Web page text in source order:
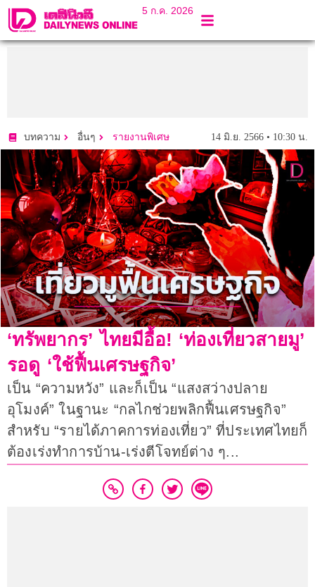
5 ก.ค. 2026
บทความ อื่นๆ รายงานพิเศษ 14 มิ.ย. 2566 • 10:30 น.
‘ทรัพยากร’ ไทยมีอื้อ! ‘ท่องเที่ยวสายมู’
รอดู ‘ใช้ฟื้นเศรษฐกิจ’
เป็น “ความหวัง” และก็เป็น “แสงสว่างปลาย
อุโมงค์” ในฐานะ “กลไกช่วยพลิกฟื้นเศรษฐกิจ”
สำหรับ “รายได้ภาคการท่องเที่ยว” ที่ประเทศไทยก็
ต้องเร่งทำการบ้าน-เร่งตีโจทย์ต่าง ๆ...